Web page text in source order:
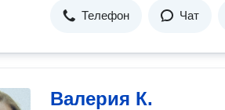
Телефон Чат
Валерия К.